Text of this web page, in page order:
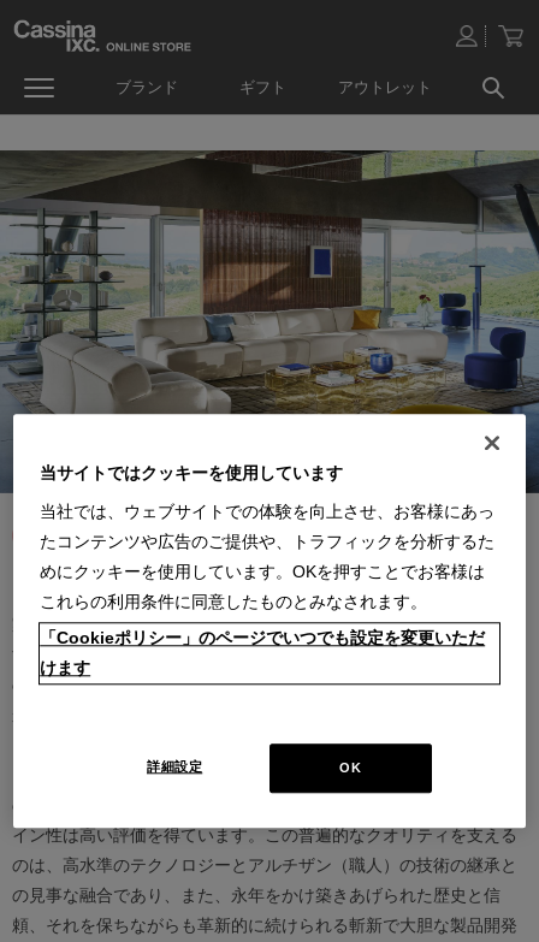
ブランド ギフト アウトレット
カッシーナは創業以来、インテリアの未来をデザインし続けてきた
家具業界では数少ないリーディングブランドとして知られていま
す。17世紀、イタリアで誕生したカッシーナは、教会の木製チェア
の製造に始まり、その後豪華客船の内装などを手掛け、技術力を確
ト・カッシーナによってカッシーナ社が設立されると、5０年代には
モダンファーニチャーの分野へと転身、その後多くの製品が世界中
の最も重要な美術館にコレクションされるなど、その完成度とデザ
イン性は高い評価を得ています。この普遍的なクオリティを支える
のは、高水準のテクノロジーとアルチザン（職人）の技術の継承と
の見事な融合であり、また、永年をかけ築きあげられた歴史と信
頼、それを保ちながらも革新的に続けられる斬新で大胆な製品開発
当サイトではクッキーを使用しています
当社では、ウェブサイトでの体験を向上させ、お客様にあっ
たコンテンツや広告のご提供や、トラフィックを分析するた
めにクッキーを使用しています。OKを押すことでお客様は
これらの利用条件に同意したものとみなされます。
「Cookieポリシー」のページでいつでも設定を変更いただ
けます
OK
詳細設定